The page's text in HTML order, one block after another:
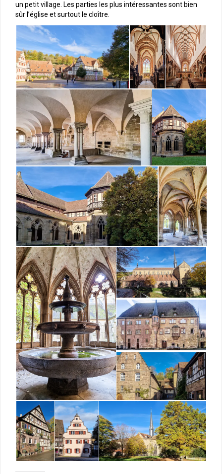
un petit village. Les parties les plus intéressantes sont bien
sûr l’église et surtout le cloître.